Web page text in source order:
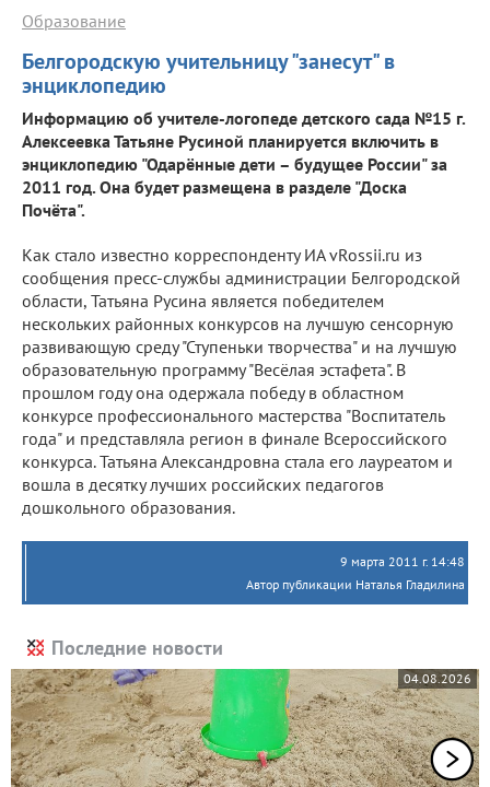
Белгородскую учительницу "занесут" в
энциклопедию
Образование
Информацию об учителе-логопеде детского сада №15 г.
Алексеевка Татьяне Русиной планируется включить в
энциклопедию "Одарённые дети – будущее России" за
2011 год. Она будет размещена в разделе "Доска
Почёта".
Как стало известно корреспонденту ИА vRossii.ru из
сообщения пресс-службы администрации Белгородской
области, Татьяна Русина является победителем
нескольких районных конкурсов на лучшую сенсорную
развивающую среду "Ступеньки творчества" и на лучшую
образовательную программу "Весёлая эстафета". В
прошлом году она одержала победу в областном
конкурсе профессионального мастерства "Воспитатель
года" и представляла регион в финале Всероссийского
конкурса. Татьяна Александровна стала его лауреатом и
вошла в десятку лучших российских педагогов
дошкольного образования.
9 марта 2011 г. 14:48
Автор публикации Наталья Гладилина
Последние новости
04.08.2026